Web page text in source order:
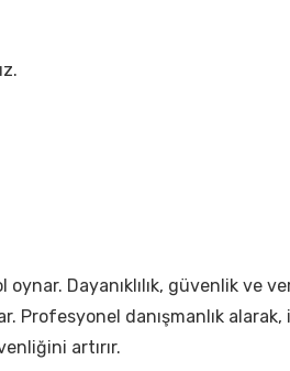
Dayanıklılık, güvenlik ve
Profesyonel danışmanlık
artırır.